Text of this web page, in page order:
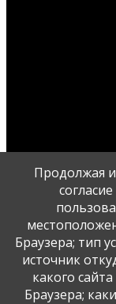
персональных
Продолжая
Браузера; тип
источник
какого
Браузера;